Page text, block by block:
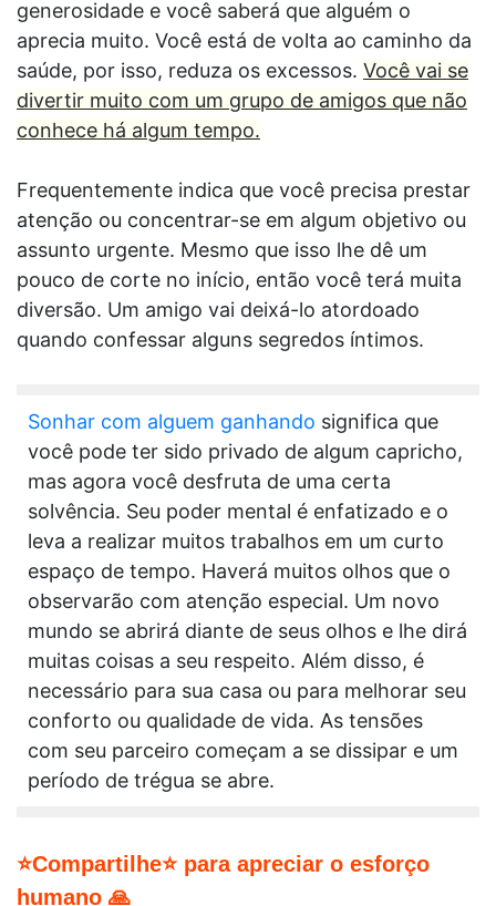
generosidade e você saberá que alguém o
aprecia muito. Você está de volta ao caminho da
saúde, por isso, reduza os excessos. Você vai se
divertir muito com um grupo de amigos que não
conhece há algum tempo.
Frequentemente indica que você precisa prestar
atenção ou concentrar-se em algum objetivo ou
assunto urgente. Mesmo que isso lhe dê um
pouco de corte no início, então você terá muita
diversão. Um amigo vai deixá-lo atordoado
quando confessar alguns segredos íntimos.
Sonhar com alguem ganhando significa que
você pode ter sido privado de algum capricho,
mas agora você desfruta de uma certa
solvência. Seu poder mental é enfatizado e o
leva a realizar muitos trabalhos em um curto
espaço de tempo. Haverá muitos olhos que o
observarão com atenção especial. Um novo
mundo se abrirá diante de seus olhos e lhe dirá
muitas coisas a seu respeito. Além disso, é
necessário para sua casa ou para melhorar seu
conforto ou qualidade de vida. As tensões
com seu parceiro começam a se dissipar e um
período de trégua se abre.
⭐Compartilhe⭐ para apreciar o esforço
humano 🙏